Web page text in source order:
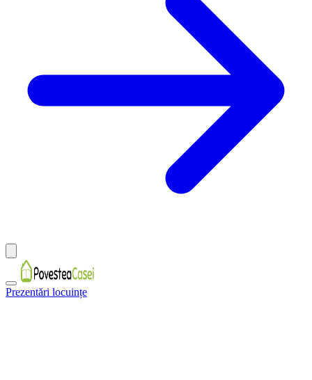
Prezentări locuințe